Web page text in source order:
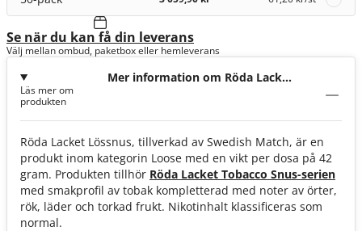
Se när du kan få din leverans
Välj mellan ombud, paketbox eller hemleverans
Mer information om Röda Lacket
Läs mer om
produkten
Röda Lacket Lössnus, tillverkad av Swedish Match, är en
produkt inom kategorin Loose med en vikt per dosa på 42
gram. Produkten tillhör Röda Lacket Tobacco Snus-serien
med smakprofil av tobak kompletterad med noter av örter,
rök, läder och torkad frukt. Nikotinhalt klassificeras som
normal.